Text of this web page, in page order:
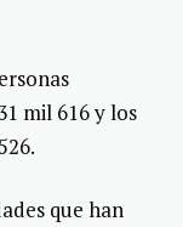
mil 616 y los
que han